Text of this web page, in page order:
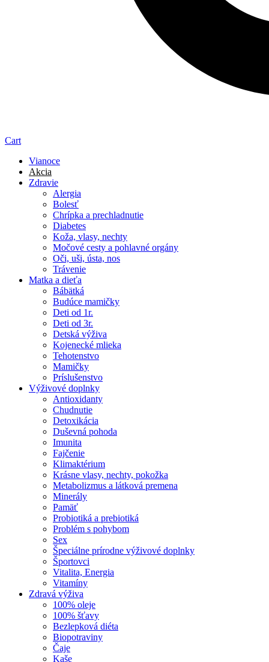
Cart
Vianoce
Akcia
Zdravie
Alergia
Bolesť
Chrípka a prechladnutie
Diabetes
Koža, vlasy, nechty
Močové cesty a pohlavné orgány
Oči, uši, ústa, nos
Trávenie
Matka a dieťa
Bábätká
Budúce mamičky
Deti od 1r.
Deti od 3r.
Detská výživa
Kojenecké mlieka
Tehotenstvo
Mamičky
Príslušenstvo
Výživové doplnky
Antioxidanty
Chudnutie
Detoxikácia
Duševná pohoda
Imunita
Fajčenie
Klimaktérium
Krásne vlasy, nechty, pokožka
Metabolizmus a látková premena
Minerály
Pamäť
Probiotiká a prebiotiká
Problém s pohybom
Sex
Špeciálne prírodne výživové doplnky
Športovci
Vitalita, Energia
Vitamíny
Zdravá výživa
100% oleje
100% šťavy
Bezlepková diéta
Biopotraviny
Čaje
Kaše